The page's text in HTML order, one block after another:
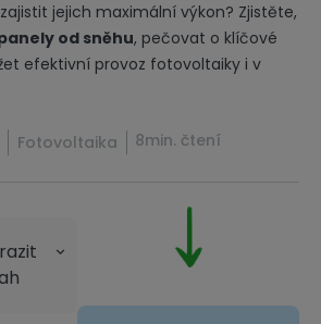
jejich maximální výkon? Zjistěte,
od sněhu, pečovat o klíčové
efektivní provoz fotovoltaiky i v
Fotovoltaika 8min. čtení